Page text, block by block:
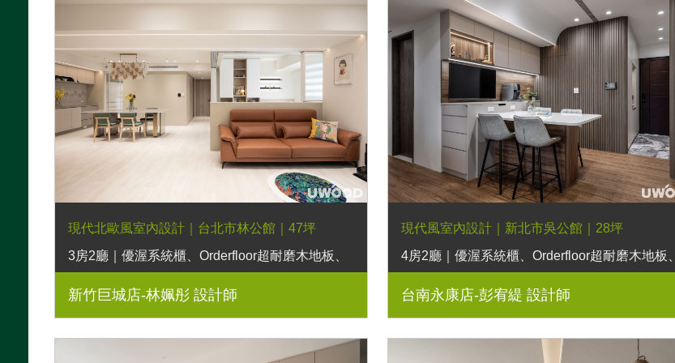
現代北歐風室內設計｜台北市林公館｜47坪
3房2廳｜優渥系統櫃、Orderfloor超耐磨木地板、
歐德濾水器、羅肯沙發、日落床架
新竹巨城店-林姵彤 設計師
現代風室內設計｜新北市吳公館｜28坪
4房2廳｜優渥系統櫃、Orderfloor超耐磨木地板、
木作格柵隱藏門、弧形木作、LED燈條
台南永康店-彭宥緹 設計師